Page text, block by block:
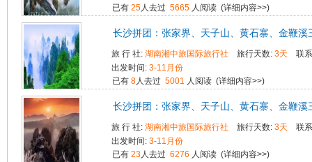
已有25人去过5665 人阅读 (详细内容>>)
长沙拼团：张家界、天子山、黄石寨、金鞭溪
旅 行 社:湖南湘中旅国际旅行社 旅行天数:3天
联
出发时间:3-11月份
已有8人去过5001 人阅读 (详细内容>>)
长沙拼团：张家界、天子山、黄石寨、金鞭溪
旅 行 社:湖南湘中旅国际旅行社 旅行天数:3天
联
出发时间:3-11月份
已有23人去过6276 人阅读 (详细内容>>)